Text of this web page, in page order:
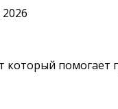
который помогает